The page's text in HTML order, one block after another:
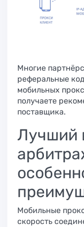
Многие
реферальные
мобильных
получаете
поставщика.
Лучший
Мобильные
скорость